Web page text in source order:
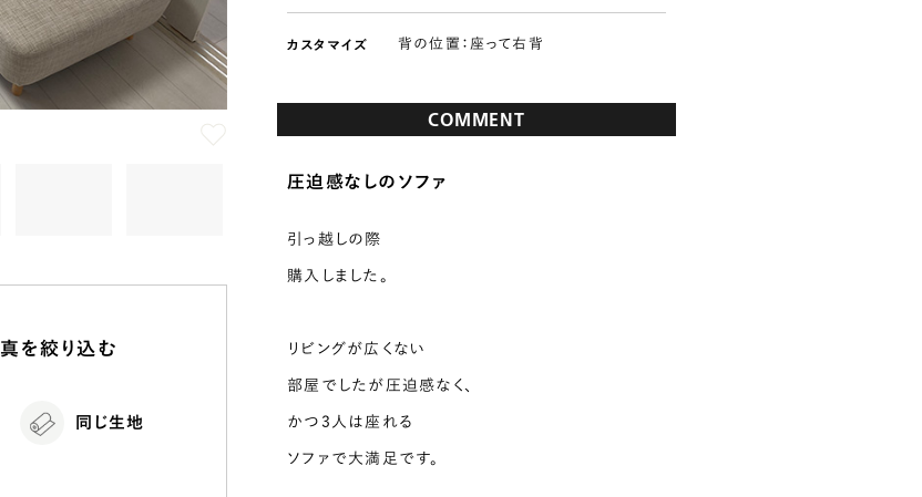
カスタマイズ 背の位置：座って右背
COMMENT
圧迫感なしのソファ
引っ越しの際
購入しました。
リビングが広くない
部屋でしたが圧迫感なく、
かつ3人は座れる
ソファで大満足です。
を絞り込む
同じ生地